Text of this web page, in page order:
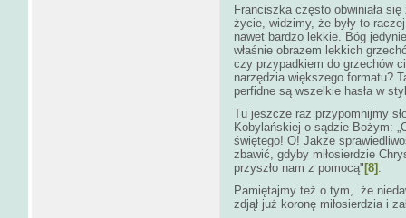
Franciszka często obwiniała
życie, widzimy, że były to
nawet bardzo lekkie. Bóg
właśnie obrazem lekkich
czy przypadkiem do grzechów
narzędzia większego formatu?
perfidne są wszelkie hasła w
Tu jeszcze raz przypomnijmy
Kobylańskiej o sądzie Bożym:
świętego! O! Jakże
zbawić, gdyby miłosierdzie
przyszło nam z pomocą"[8]
Pamiętajmy też o tym, że
zdjął już koronę miłosierdzia i